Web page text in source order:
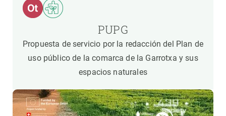
PUPG
Propuesta de servicio por la redacción del Plan de
uso público de la comarca de la Garrotxa y sus
espacios naturales